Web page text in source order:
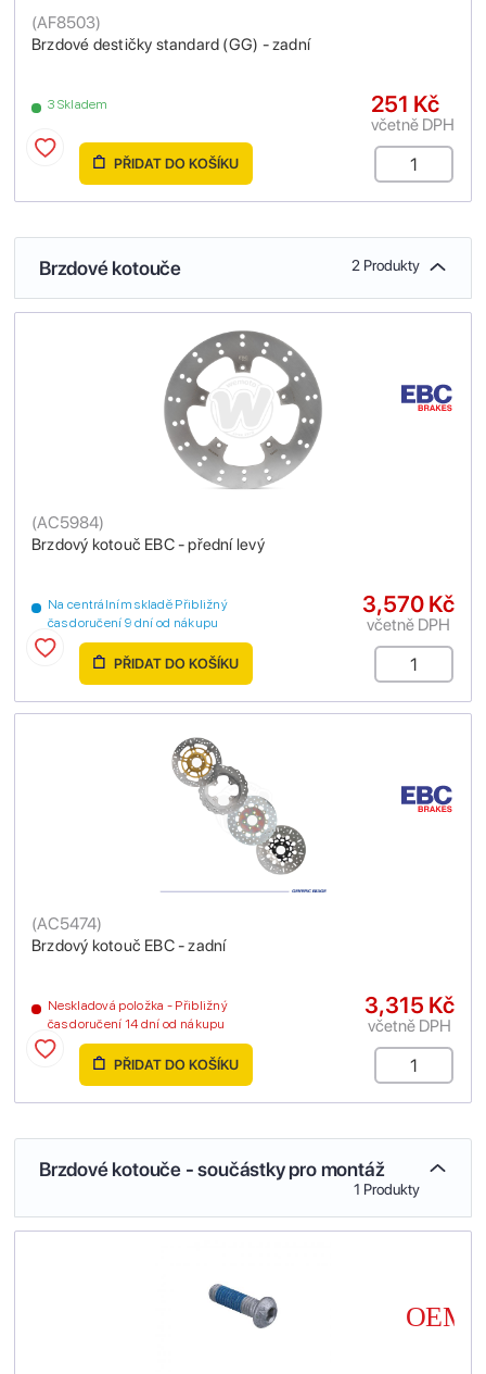
Brzdové destičky standard (GG) - zadní
(AF8503)
3 Skladem 251 Kč
včetně DPH
PŘIDAT DO KOŠÍKU
Brzdové kotouče 2 Produkty
Brzdový kotouč EBC - přední levý
(AC5984)
Na centrálním skladě Přibližný
čas doručení 9 dní od nákupu
3,570 Kč
včetně DPH
PŘIDAT DO KOŠÍKU
Brzdový kotouč EBC - zadní
(AC5474)
Neskladová položka - Přibližný
čas doručení 14 dní od nákupu
3,315 Kč
včetně DPH
PŘIDAT DO KOŠÍKU
Brzdové kotouče - součástky pro montáž
1 Produkty